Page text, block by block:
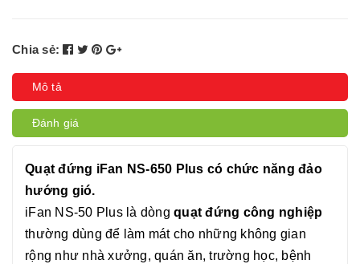
Chia sẻ:
Mô tả
Đánh giá
Quạt đứng iFan NS-650 Plus có chức năng đảo
hướng gió.
iFan NS-50 Plus là dòng quạt đứng công nghiệp
thường dùng để làm mát cho những không gian
rộng như nhà xưởng, quán ăn, trường học, bệnh